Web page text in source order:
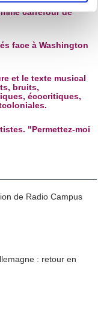
spécifiques
vos données
reportez-vous à la
ou retirer votre
la déclaration sur
relatives aux
Nous
sur l'utilisation de
sociaux, de
celles-ci avec
fournies ou qu'ils
transatlantique : la
carrefour de
face à Washington
et le texte musical
bruits,
écocritiques,
"Permettez-moi
de Radio Campus
: retour en